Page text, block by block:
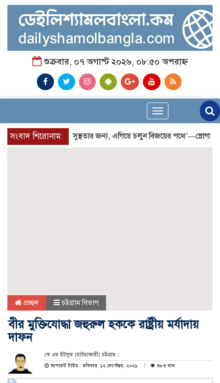
শুক্রবার, ০৭ অগাস্ট ২০২৬, ০৮:৫০ অপরাহ্ন
Toggle
navigation
সংবাদ শিরোনাম:
‘দৌড়ান সুস্থতার জন্য, এগিয়ে চলুন বিজয়ের পথে’—স্লোগানে
প্রচ্ছদ চট্টগ্রাম বিভাগ
বীর মুক্তিযোদ্ধা জহুরুল হককে রাষ্ট্রীয় মর্যাদায়
দাফন
কে এম ইউসুফ (হাটহাজারী) চট্টগ্রাম ::
আপডেট টাইম : রবিবার, ১২ সেপ্টেম্বর, ২০২১
৩৮৩ বার